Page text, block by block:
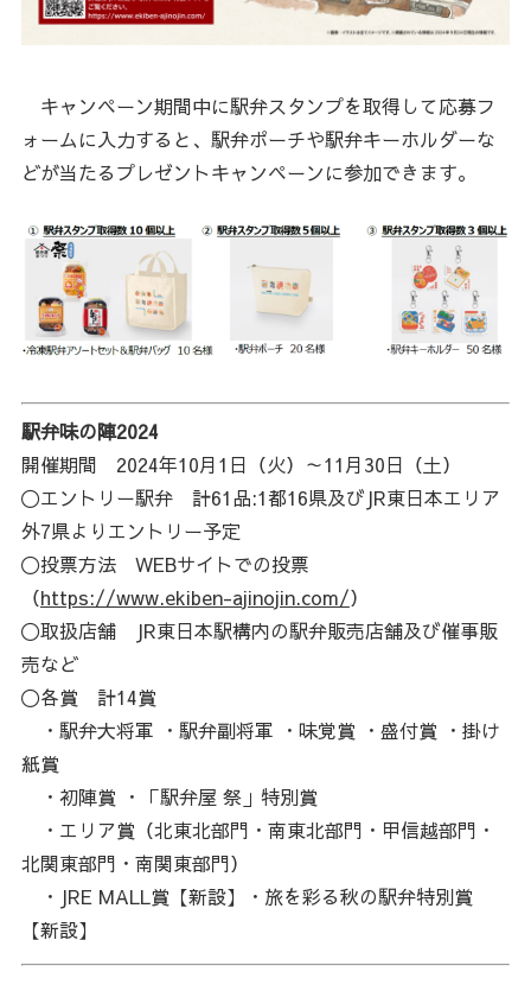
キャンペーン期間中に駅弁スタンプを取得して応募フ
ォームに入力すると、駅弁ポーチや駅弁キーホルダーな
どが当たるプレゼントキャンペーンに参加できます。
駅弁味の陣2024
開催期間 2024年10月1日（火）～11月30日（土）
〇エントリー駅弁 計61品:1都16県及びJR東日本エリア
外7県よりエントリー予定
〇投票方法 WEBサイトでの投票
（https://www.ekiben-ajinojin.com/）
〇取扱店舗 JR東日本駅構内の駅弁販売店舗及び催事販
売など
〇各賞 計14賞
・駅弁大将軍 ・駅弁副将軍 ・味覚賞 ・盛付賞 ・掛け
紙賞
・初陣賞 ・「駅弁屋 祭」特別賞
・エリア賞（北東北部門・南東北部門・甲信越部門・
北関東部門・南関東部門）
・JRE MALL賞【新設】・旅を彩る秋の駅弁特別賞
【新設】